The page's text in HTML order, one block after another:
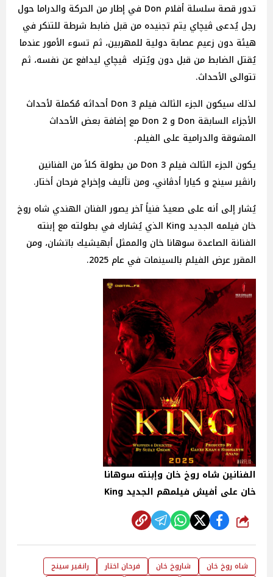
تدور قصة سلسلة أفلام Don في إطار من الحركة والدراما حول
رجل يُدعى ڤيچاي يتم تجنيده من قبل ضابط شرطة للتنكر في
هيئة دون زعيم عصابة دولية للمهربين، ثم تسوء الأمور عندما
يُقتل الضابط من قبل دون ويُترك ڤيچاي ليدافع عن نفسه، ثم
تتوالى الأحداث.
لذلك سيكون الجزء الثالث فيلم Don 3 أحداثه مُكملة لأحداث
الأجزاء السابقة Don و Don 2 مع إضافة بعض الأحداث
المشوقة والدرامية على الفيلم.
يكون الجزء الثالث فيلم Don 3 من بطولة كلاً من الفنانين
رانڤير سينج و كيارا أدڤاني، ومن تأليف وإخراج فرحان أختار.
يُشار إلى أنه على صعيدً فنياً آخر يصور الفنان الهندي شاه روخ
خان فيلمه الجديد King الذي يُشارك في بطولته مع إبنته
الفنانة الصاعدة سوهانا خان والممثل أبهيشيك باتشان، ومن
المقرر عرض الفيلم بالسينمات في عام 2025.
الفنانين شاه روخ خان وإبنته سوهانا
خان على أفيش فيلمهم الجديد King
شارك
شاه روخ خان شاروخ خان فرحان اختار
رانفير سينج